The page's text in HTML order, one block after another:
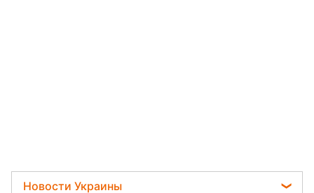
Новости Украины